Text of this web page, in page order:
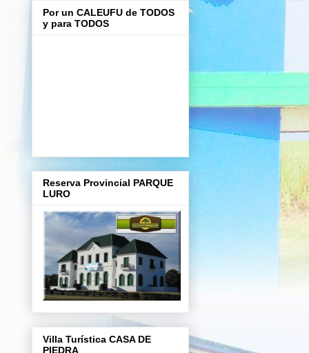
Por un CALEUFU de TODOS
y para TODOS
Reserva Provincial PARQUE
LURO
Villa Turística CASA DE
PIEDRA